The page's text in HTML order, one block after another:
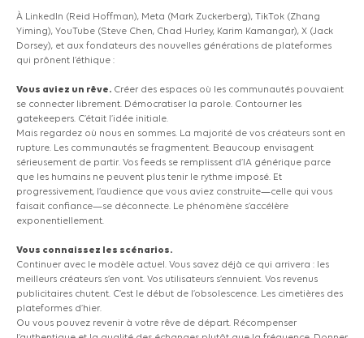
À LinkedIn (Reid Hoffman), Meta (Mark Zuckerberg), TikTok (Zhang
Yiming), YouTube (Steve Chen, Chad Hurley, Karim Kamangar), X (Jack
Dorsey), et aux fondateurs des nouvelles générations de plateformes
qui prônent l’éthique :
Vous aviez un rêve. Créer des espaces où les communautés pouvaient
se connecter librement. Démocratiser la parole. Contourner les
gatekeepers. C’était l’idée initiale.
Mais regardez où nous en sommes. La majorité de vos créateurs sont en
rupture. Les communautés se fragmentent. Beaucoup envisagent
sérieusement de partir. Vos feeds se remplissent d’IA générique parce
que les humains ne peuvent plus tenir le rythme imposé. Et
progressivement, l’audience que vous aviez construite—celle qui vous
faisait confiance—se déconnecte. Le phénomène s’accélère
exponentiellement.
Vous connaissez les scénarios.
Continuer avec le modèle actuel. Vous savez déjà ce qui arrivera : les
meilleurs créateurs s’en vont. Vos utilisateurs s’ennuient. Vos revenus
publicitaires chutent. C’est le début de l’obsolescence. Les cimetières des
plateformes d’hier.
Ou vous pouvez revenir à votre rêve de départ. Récompenser